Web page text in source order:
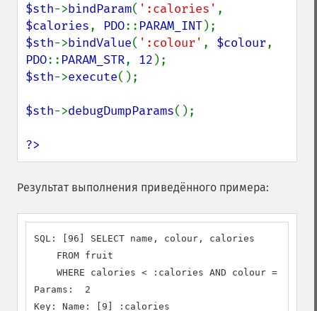
$sth->bindParam( ':calories'
$calories, PDO:: PARAM_INT
$sth->bindValue( ':colour' , $colour
PDO:: PARAM_STR, 12
$sth->execute();
$sth->debugDumpParams();
?>
Результат выполнения приведённого примера:
SQL: [96] SELECT name, colour, calories
    FROM fruit
WHERE calories < :calories AND colour =
Params:  2
Key: Name: [9] :calories